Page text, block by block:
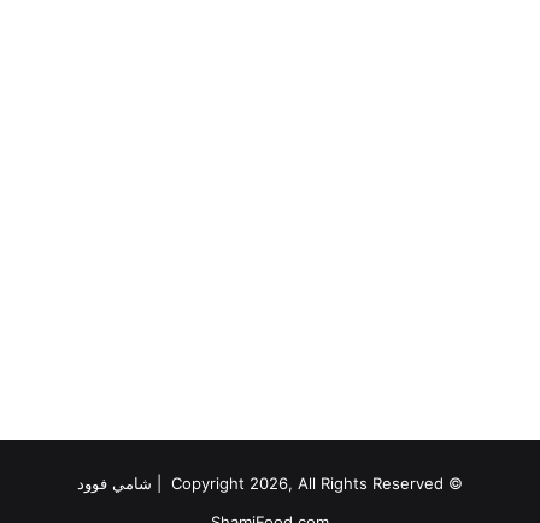
© Copyright 2026, All Rights Reserved |
شامي فوود